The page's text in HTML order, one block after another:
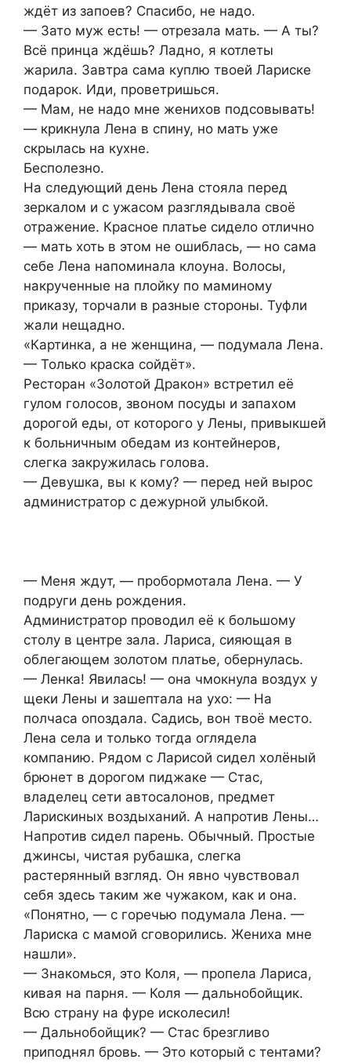
ждёт из запоев? Спасибо, не надо.
— Зато муж есть! — отрезала мать. — А ты?
Всё принца ждёшь? Ладно, я котлеты
жарила. Завтра сама куплю твоей Лариске
подарок. Иди, проветришься.
— Мам, не надо мне женихов подсовывать!
— крикнула Лена в спину, но мать уже
скрылась на кухне.
Бесполезно.
На следующий день Лена стояла перед
зеркалом и с ужасом разглядывала своё
отражение. Красное платье сидело отлично
— мать хоть в этом не ошиблась, — но сама
себе Лена напоминала клоуна. Волосы,
накрученные на плойку по маминому
приказу, торчали в разные стороны. Туфли
жали нещадно.
«Картинка, а не женщина, — подумала Лена.
— Только краска сойдёт».
Ресторан «Золотой Дракон» встретил её
гулом голосов, звоном посуды и запахом
дорогой еды, от которого у Лены, привыкшей
к больничным обедам из контейнеров,
слегка закружилась голова.
— Девушка, вы к кому? — перед ней вырос
администратор с дежурной улыбкой.
— Меня ждут, — пробормотала Лена. — У
подруги день рождения.
Администратор проводил её к большому
столу в центре зала. Лариса, сияющая в
облегающем золотом платье, обернулась.
— Ленка! Явилась! — она чмокнула воздух у
щеки Лены и зашептала на ухо: — На
полчаса опоздала. Садись, вон твоё место.
Лена села и только тогда оглядела
компанию. Рядом с Ларисой сидел холёный
брюнет в дорогом пиджаке — Стас,
владелец сети автосалонов, предмет
Ларискиных воздыханий. А напротив Лены…
Напротив сидел парень. Обычный. Простые
джинсы, чистая рубашка, слегка
растерянный взгляд. Он явно чувствовал
себя здесь таким же чужаком, как и она.
«Понятно, — с горечью подумала Лена. —
Лариска с мамой сговорились. Жениха мне
нашли».
— Знакомься, это Коля, — пропела Лариса,
кивая на парня. — Коля — дальнобойщик.
Всю страну на фуре исколесил!
— Дальнобойщик? — Стас брезгливо
приподнял бровь. — Это который с тентами?